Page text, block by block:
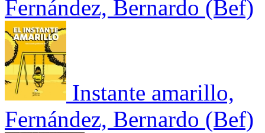
Fernández, Bernardo (Bef)
Instante amarillo,
Fernández, Bernardo (Bef)